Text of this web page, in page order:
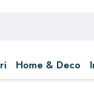
Home & Deco